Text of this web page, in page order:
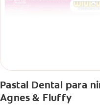
Pastal Dental para
Agnes & Fluffy